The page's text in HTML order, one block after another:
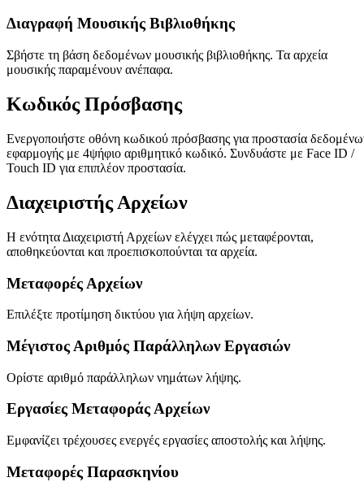
Διαγραφή Μουσικής Βιβλιοθήκης
Σβήστε τη βάση δεδομένων μουσικής βιβλιοθήκης. Τα αρχεία
μουσικής παραμένουν ανέπαφα.
Κωδικός Πρόσβασης
Ενεργοποιήστε οθόνη κωδικού πρόσβασης για προστασία
εφαρμογής με 4ψήφιο αριθμητικό κωδικό. Συνδυάστε με Face ID /
Touch ID για επιπλέον προστασία.
Διαχειριστής Αρχείων
Η ενότητα Διαχειριστή Αρχείων ελέγχει πώς μεταφέρονται,
αποθηκεύονται και προεπισκοπούνται τα αρχεία.
Μεταφορές Αρχείων
Επιλέξτε προτίμηση δικτύου για λήψη αρχείων.
Μέγιστος Αριθμός Παράλληλων Εργασιών
Ορίστε αριθμό παράλληλων νημάτων λήψης.
Εργασίες Μεταφοράς Αρχείων
Εμφανίζει τρέχουσες ενεργές εργασίες αποστολής και λήψης.
Μεταφορές Παρασκηνίου